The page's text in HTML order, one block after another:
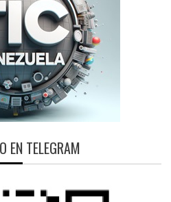
EN TELEGRAM